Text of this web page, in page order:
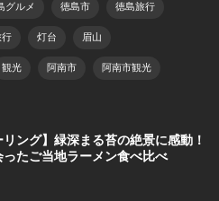
グルメ 徳島市 徳島旅行
行 灯台 眉山
観光 阿南市 阿南市観光
リング】緑深まる苔の絶景に感動！
たご当地ラーメン食べ比べ